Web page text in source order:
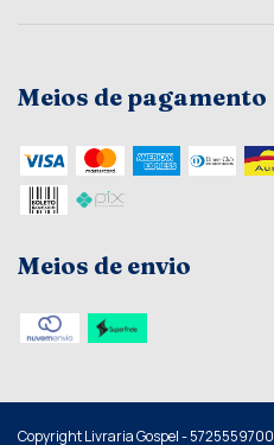
Meios de pagamento
Meios de envio
Copyright Livraria Gospel -